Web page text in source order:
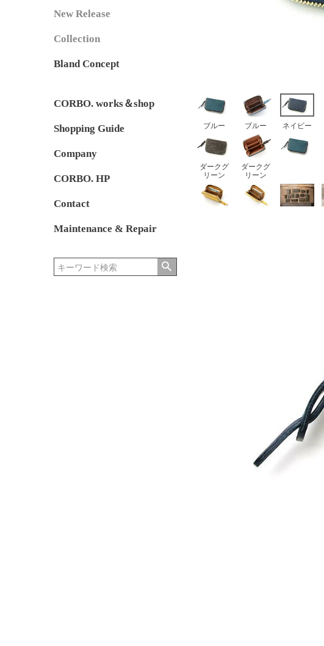
New Release
Collection
Bland Concept
CORBO. works＆shop
Shopping Guide
Company
CORBO. HP
Contact
Maintenance & Repair
ブルー ブルー ネイビー
ダークグ
リーン
ダークグ
リーン